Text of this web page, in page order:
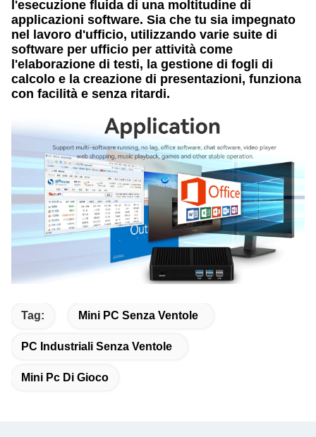
l'esecuzione fluida di una moltitudine di
applicazioni software. Sia che tu sia impegnato
nel lavoro d'ufficio, utilizzando varie suite di
software per ufficio per attività come
l'elaborazione di testi, la gestione di fogli di
calcolo e la creazione di presentazioni, funziona
con facilità e senza ritardi.
Tag: Mini PC Senza Ventole
PC Industriali Senza Ventole
Mini Pc Di Gioco